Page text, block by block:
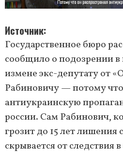
Источник
Государственное бюро
сообщило о подозрении в
измене экс-депутату от
Рабиновичу — потому
антиукраинскую
россии. Сам Рабинович,
грозит до 15 лет лишения
скрывается от следствия